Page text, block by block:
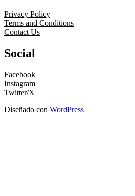
Privacy Policy
Terms and Conditions
Contact Us
Social
Facebook
Instagram
Twitter/X
Diseñado con WordPress